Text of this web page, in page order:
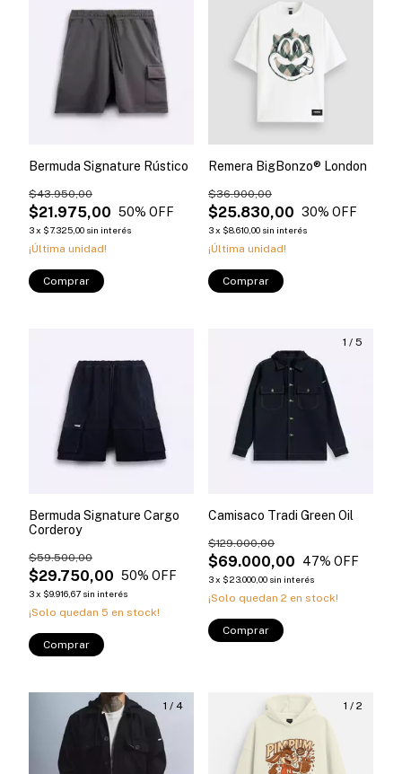
Bermuda Signature Rústico
$21.975,00
$43.950,00
50% OFF
3x $7.325,00 sin interés
¡Última unidad!
Comprar
Remera BigBonzo® London
$25.830,00
$36.900,00
30% OFF
3x $8.610,00 sin interés
¡Última unidad!
Comprar
Bermuda Signature Cargo
Corderoy
$29.750,00
$59.500,00
50% OFF
3x $9.916,67 sin interés
¡Solo quedan 5 en stock!
Comprar
1 / 5
Camisaco Tradi Green Oil
$69.000,00
$129.000,00
47% OFF
3x $23.000,00 sin interés
¡Solo quedan 2 en stock!
Comprar
1 / 4 1 / 2